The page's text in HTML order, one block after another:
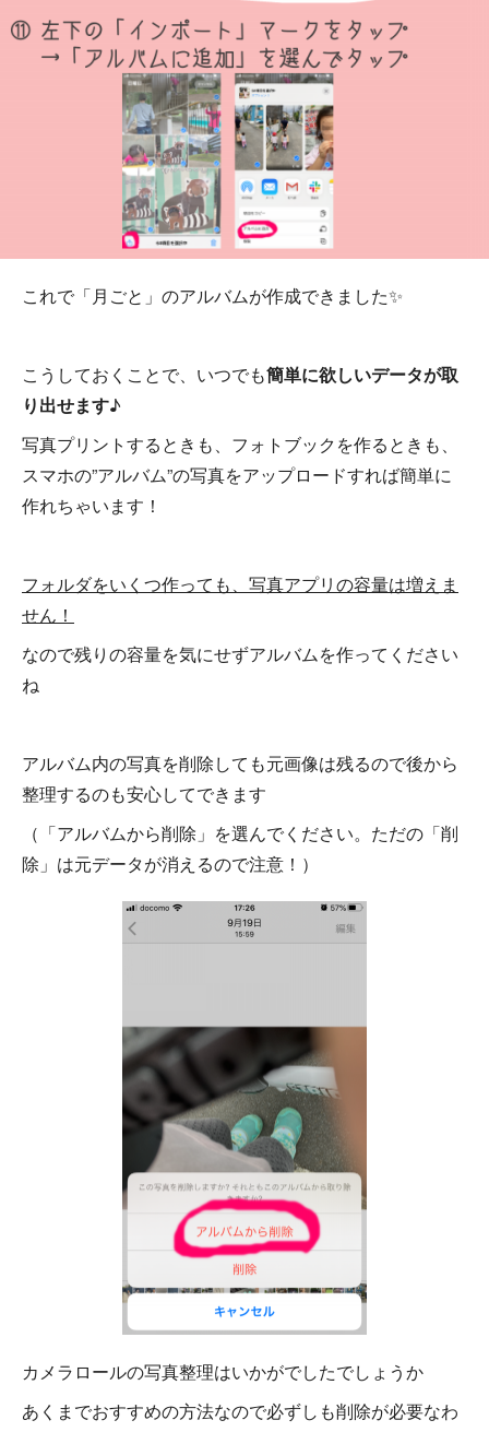
これで「月ごと」のアルバムが作成できました✨
こうしておくことで、いつでも簡単に欲しいデータが取
り出せます♪
写真プリントするときも、フォトブックを作るときも、
スマホの”アルバム”の写真をアップロードすれば簡単に
作れちゃいます！
フォルダをいくつ作っても、写真アプリの容量は増えま
せん！
なので残りの容量を気にせずアルバムを作ってください
ね
アルバム内の写真を削除しても元画像は残るので後から
整理するのも安心してできます
（「アルバムから削除」を選んでください。ただの「削
除」は元データが消えるので注意！）
カメラロールの写真整理はいかがでしたでしょうか
あくまでおすすめの方法なので必ずしも削除が必要なわ